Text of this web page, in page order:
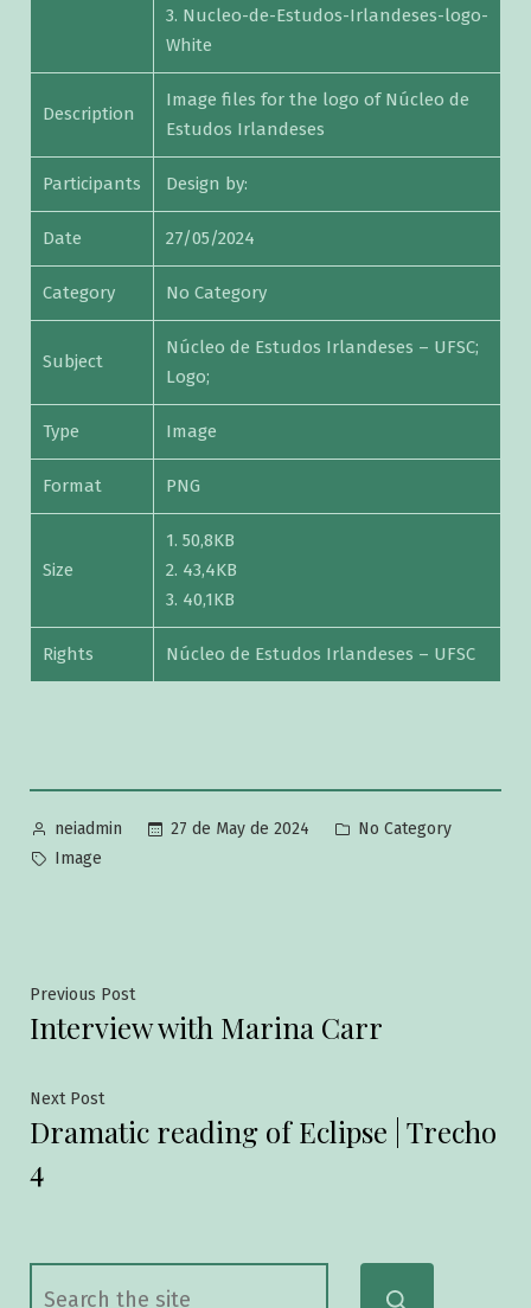
3. Nucleo-de-Estudos-Irlandeses-logo-
White
Description
Image files for the logo of Núcleo de
Estudos Irlandeses
Participants Design by:
Date 27/05/2024
Category No Category
Subject
Núcleo de Estudos Irlandeses – UFSC;
Logo;
Type Image
Format PNG
Size
1. 50,8KB
2. 43,4KB
3. 40,1KB
Rights Núcleo de Estudos Irlandeses – UFSC
Posted
by
neiadmin 27 de May de 2024
Posted
No Category
Tags:
Image
Post
navigation
Previous PostPrevious
post:
Interview with Marina Carr
Next PostNext
post:
Dramatic reading of Eclipse | Trecho
4